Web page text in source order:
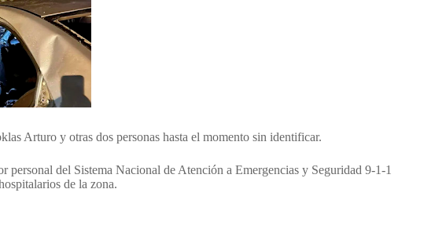
Arturo y otras dos personas hasta el momento sin identificar.
personal del Sistema Nacional de Atención a Emergencias y Seguridad 9-1-1
de la zona.